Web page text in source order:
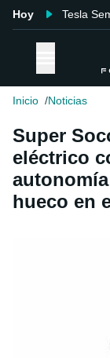
Hoy Tesla
Inicio Noticias
Super
eléctrico
hueco en